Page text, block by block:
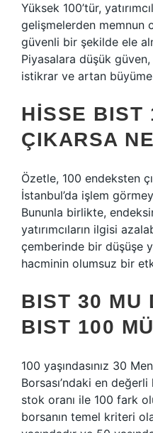
Yüksek 100’tür,
gelişmelerden memnun
güvenli bir şekilde ele
Piyasalara düşük
istikrar ve artan
HISSE BIST
ÇIKARSA
Özetle, 100 endeksten
İstanbul’da işlem
Bununla birlikte,
yatırımcıların ilgisi
çemberinde bir düşüşe
hacminin olumsuz bir
BIST 30 MU
BIST 100
100 yaşındasınız 30
Borsası’ndaki en
stok oranı ile 100 fark
borsanın temel kriteri